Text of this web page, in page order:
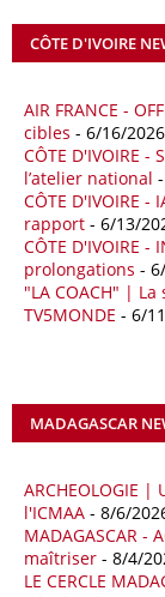
coopération et les
séquence survient
18/04/26 ALGERIE
La multinationale
prospection
par l’Agence
hydrocarbures
avril par
de l’exploration. Le
l’est du pays
lancer ses
18/04/26
américaine
nécessaires à la
(SGR) qui devrait
Kenya, pour un
de dollars). Selon
CÔTE D'IVOIRE
AIR FRANCE -
cibles - 6/16/2026
CÔTE D'IVOIRE -
l’atelier national
CÔTE D'IVOIRE
rapport - 6/13/
CÔTE D'IVOIRE -
prolongations -
"LA COACH" |
TV5MONDE - 6/
MADAGASCAR
ARCHEOLOGIE
l'ICMAA - 8/6/
MADAGASCAR -
maîtriser - 8/4/
LE CERCLE